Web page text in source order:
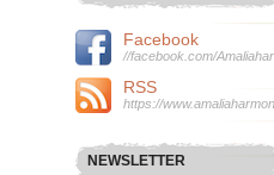
Facebook
RSS
NEWSLETTER